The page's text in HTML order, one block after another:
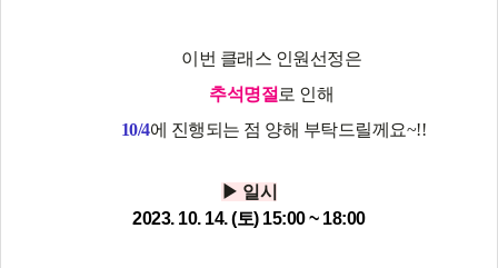
이번 클래스 인원선정은
추석명절 로 인해
10/4에 진행되는 점 양해 부탁드릴께요~!!
▶ 일시
2023. 10. 14. (토) 15:00 ~ 18:00